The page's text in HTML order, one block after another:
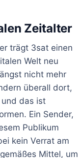
Zeitalter
trägt 3sat einen
Welt neu
nicht mehr
überall dort,
das ist
Ein Sender,
Publikum
kein Verrat am
Mittel, um